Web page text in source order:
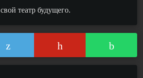
свой театр будущего.